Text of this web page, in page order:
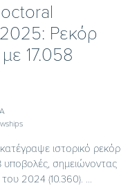
Ρεκόρ
17.058
ιστορικό ρεκόρ
υποβολές, σημειώνοντας
2024 (10.360). ...